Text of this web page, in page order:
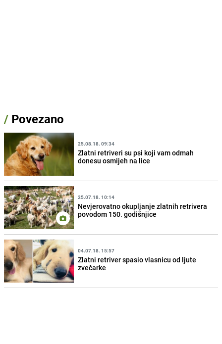
/ Povezano
25.08.18. 09:34
Zlatni retriveri su psi koji vam odmah
donesu osmijeh na lice
25.07.18. 10:14
Nevjerovatno okupljanje zlatnih retrivera
povodom 150. godišnjice
04.07.18. 15:57
Zlatni retriver spasio vlasnicu od ljute
zvečarke